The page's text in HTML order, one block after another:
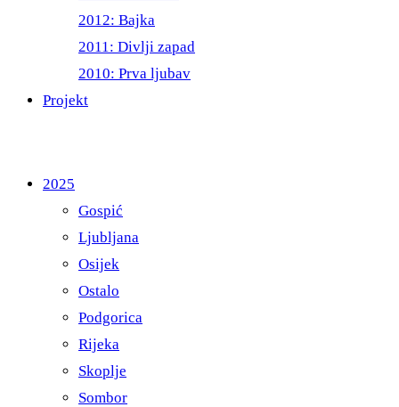
2012: Bajka
2011: Divlji zapad
2010: Prva ljubav
Projekt
2025
Gospić
Ljubljana
Osijek
Ostalo
Podgorica
Rijeka
Skoplje
Sombor